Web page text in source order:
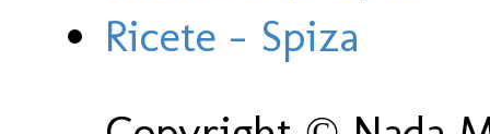
Ricete - Spiza